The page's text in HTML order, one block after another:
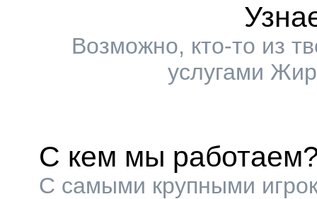
Возможно, кто-то из
услугами
С кем мы
С самыми крупными